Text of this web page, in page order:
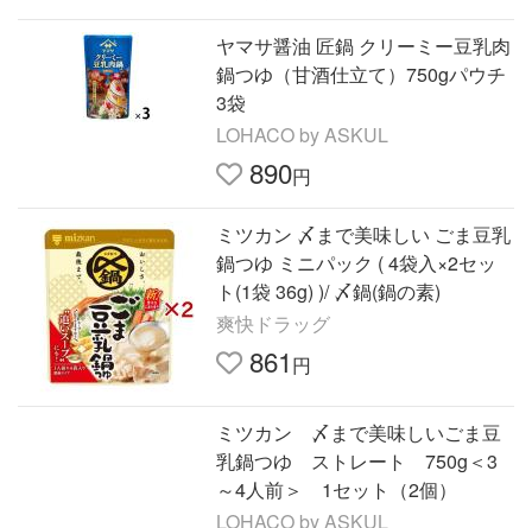
ヤマサ醤油 匠鍋 クリーミー豆乳肉
鍋つゆ（甘酒仕立て）750gパウチ
3袋
LOHACO by ASKUL
890円
ミツカン 〆まで美味しい ごま豆乳
鍋つゆ ミニパック ( 4袋入×2セッ
ト(1袋 36g) )/ 〆鍋(鍋の素)
爽快ドラッグ
861 円
ミツカン 〆まで美味しいごま豆
乳鍋つゆ ストレート 750g＜3
～4人前＞ 1セット（2個）
LOHACO by ASKUL